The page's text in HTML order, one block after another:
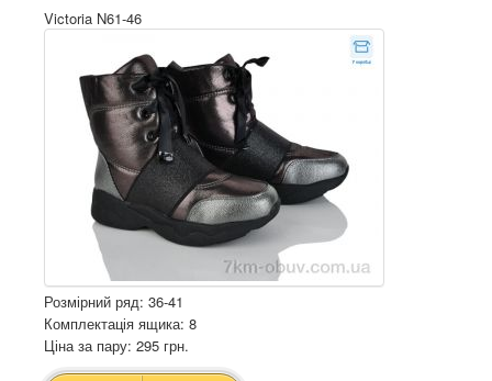
Victoria N61-46
Розмірний ряд: 36-41
Комплектація ящика: 8
Ціна за пару: 295 грн.